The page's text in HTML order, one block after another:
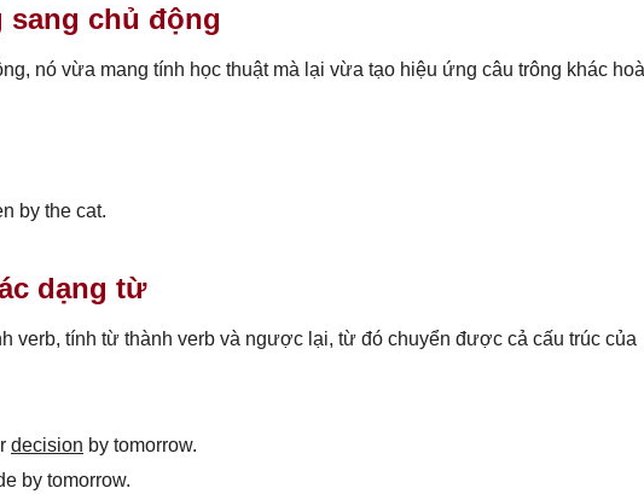
chủ động
nó vừa mang tính học thuật mà lại vừa tạo hiệu ứng câu trông khác
by the cat.
dạng từ
verb, tính từ thành verb và ngược lại, từ đó chuyển được cả cấu trúc của
decision by tomorrow.
by tomorrow.